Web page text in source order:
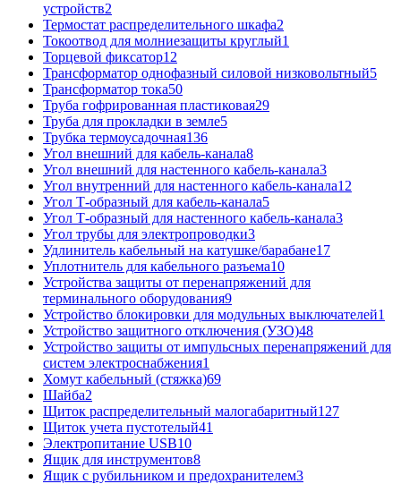
устройств2
Термостат распределительного шкафа2
Токоотвод для молниезащиты круглый1
Торцевой фиксатор12
Трансформатор однофазный силовой низковольтный5
Трансформатор тока50
Труба гофрированная пластиковая29
Труба для прокладки в земле5
Трубка термоусадочная136
Угол внешний для кабель-канала8
Угол внешний для настенного кабель-канала3
Угол внутренний для настенного кабель-канала12
Угол Т-образный для кабель-канала5
Угол Т-образный для настенного кабель-канала3
Угол трубы для электропроводки3
Удлинитель кабельный на катушке/барабане17
Уплотнитель для кабельного разъема10
Устройства защиты от перенапряжений для
терминального оборудования9
Устройство блокировки для модульных выключателей1
Устройство защитного отключения (УЗО)48
Устройство защиты от импульсных перенапряжений для
систем электроснабжения1
Хомут кабельный (стяжка)69
Шайба2
Щиток распределительный малогабаритный127
Щиток учета пустотелый41
Электропитание USB10
Ящик для инструментов8
Ящик с рубильником и предохранителем3